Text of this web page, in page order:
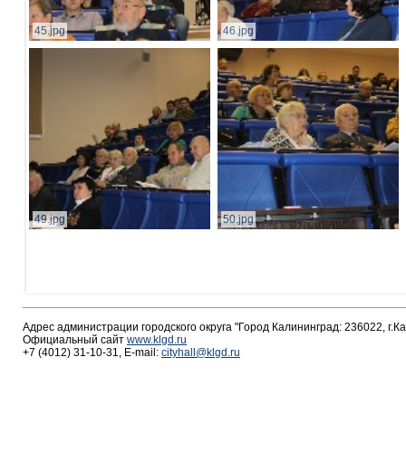
45.jpg 46.jpg
49.jpg 50.jpg
Адрес администрации городского округа "Город Калининград: 236022,
Официальный сайт www.klgd.ru
+7 (4012) 31-10-31, E-mail: cityhall@klgd.ru